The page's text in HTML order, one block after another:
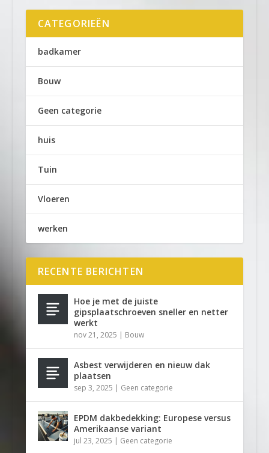
CATEGORIEËN
badkamer
Bouw
Geen categorie
huis
Tuin
Vloeren
werken
RECENTE BERICHTEN
Hoe je met de juiste
gipsplaatschroeven sneller en netter
werkt
nov 21, 2025 | Bouw
Asbest verwijderen en nieuw dak
plaatsen
sep 3, 2025 | Geen categorie
EPDM dakbedekking: Europese versus
Amerikaanse variant
jul 23, 2025 | Geen categorie